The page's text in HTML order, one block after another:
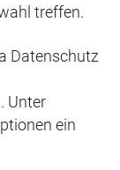
nach dem
treffen.
Datenschutz
Unter
ein